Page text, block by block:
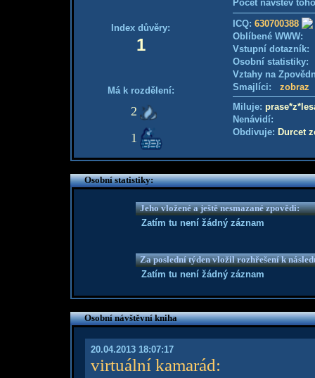
Index důvěry:
1
Má k rozdělení:
2
1
Počet návštěv
ICQ: 630700388
Oblíbené WWW:
Vstupní
Osobní
Vztahy na
Smajlíci: zobraz
Miluje:
Nenávidí:
Obdivuje: Durcet
Osobní statistiky:
Jeho vložené a ještě nesmazané zpovědi:
Zatím tu není žádný záznam
Za poslední týden vložil rozhřešení k
Zatím tu není žádný záznam
Osobní návštěvní kniha
20.04.2013 18:07:17
virtuální kamarád: